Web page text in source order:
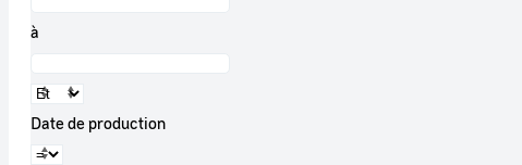
à
Date de production